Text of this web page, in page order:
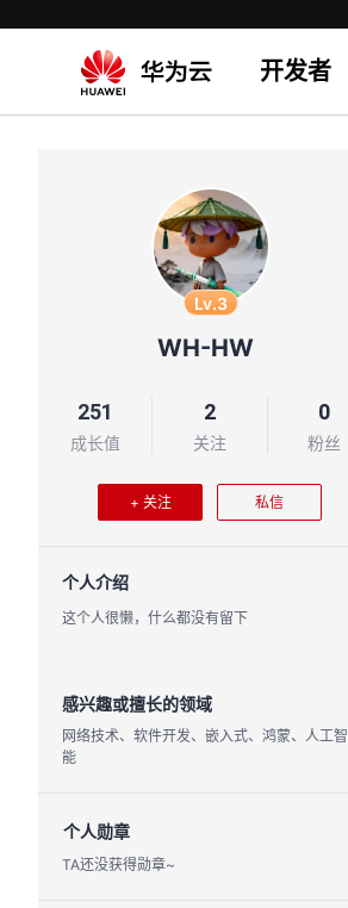
开发者
Lv.3
WH-HW
251
成长值
2
关注
0
粉丝
+ 关注 私信
个人介绍
这个人很懒，什么都没有留下
感兴趣或擅长的领域
网络技术、软件开发、嵌入式、鸿蒙、人工智
能
个人勋章
TA还没获得勋章~